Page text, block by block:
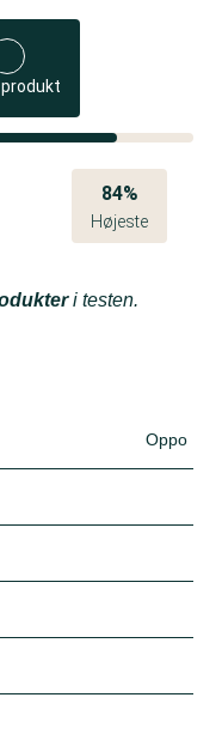
84%
Højeste
i testen.
Oppo